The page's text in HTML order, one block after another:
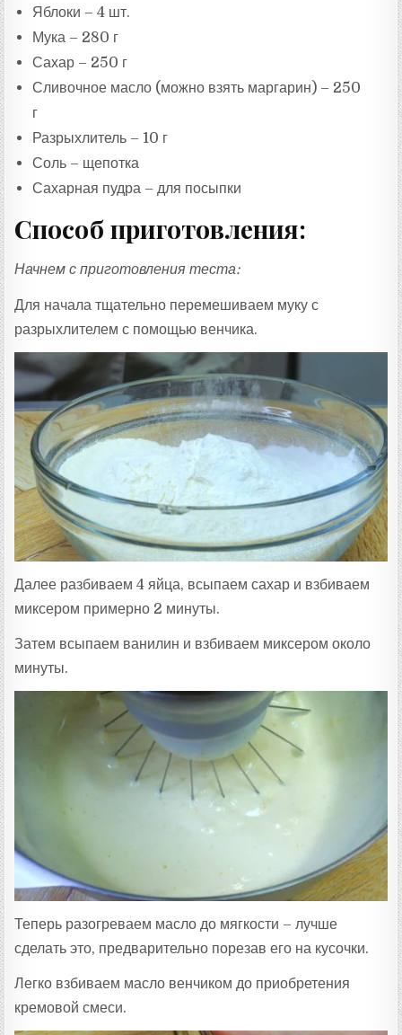
Яблоки – 4 шт.
Мука – 280 г
Сахар – 250 г
Сливочное масло (можно взять маргарин) – 250
г
Разрыхлитель – 10 г
Соль – щепотка
Сахарная пудра – для посыпки
Способ приготовления:
Начнем с приготовления теста:
Для начала тщательно перемешиваем муку с
разрыхлителем с помощью венчика.
Далее разбиваем 4 яйца, всыпаем сахар и взбиваем
миксером примерно 2 минуты.
Затем всыпаем ванилин и взбиваем миксером около
минуты.
Теперь разогреваем масло до мягкости – лучше
сделать это, предварительно порезав его на кусочки.
Легко взбиваем масло венчиком до приобретения
кремовой смеси.